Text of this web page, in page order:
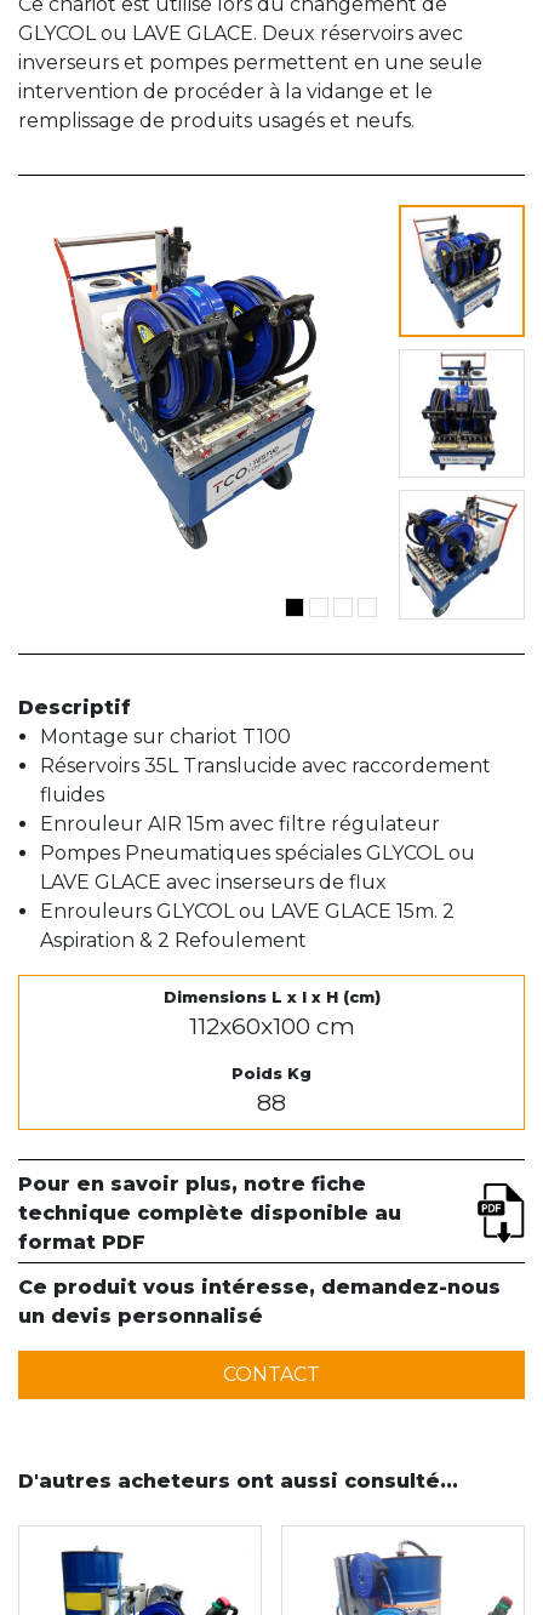
GLYCOL ou LAVE GLACE. Deux réservoirs avec
inverseurs et pompes permettent en une seule
intervention de procéder à la vidange et le
remplissage de produits usagés et neufs.
Descriptif
Montage sur chariot T100
Réservoirs 35L Translucide avec raccordement
fluides
Enrouleur AIR 15m avec filtre régulateur
Pompes Pneumatiques spéciales GLYCOL ou
LAVE GLACE avec inserseurs de flux
Enrouleurs GLYCOL ou LAVE GLACE 15m. 2
Aspiration & 2 Refoulement
Dimensions L x l x H (cm)
112x60x100 cm
Poids Kg
88
Pour en savoir plus, notre fiche
technique complète disponible au
format PDF
Ce produit vous intéresse, demandez-nous
un devis personnalisé
CONTACT
D'autres acheteurs ont aussi consulté...